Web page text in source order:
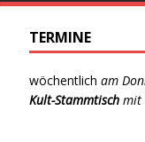
TERMINE
wöchentlich am
Kult-Stammtisch mit